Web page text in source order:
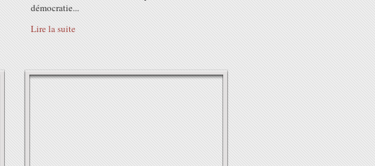
démocratie...
Lire la suite